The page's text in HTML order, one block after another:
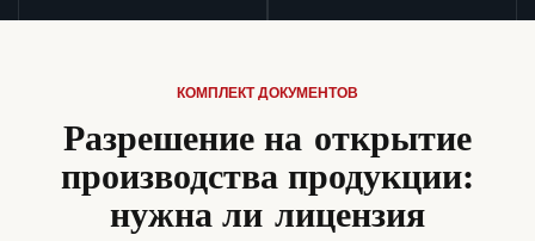
КОМПЛЕКТ ДОКУМЕНТОВ
Разрешение на открытие
производства продукции:
нужна ли лицензия